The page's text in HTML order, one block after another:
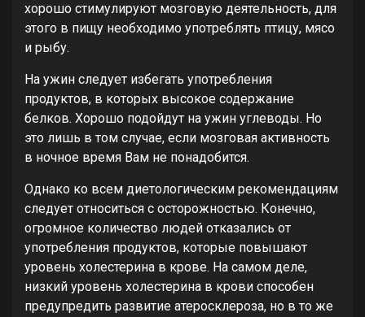
хорошо стимулируют мозговую деятельность, для
этого в пищу необходимо употреблять птицу, мясо
и рыбу.
На ужин следует избегать употребления
продуктов, в которых высокое содержание
белков. Хорошо подойдут на ужин углеводы. Но
это лишь в том случае, если мозговая активность
в ночное время Вам не понадобится.
Однако ко всем диетологическим рекомендациям
следует относиться с осторожностью. Конечно,
огромное количество людей отказались от
употребления продуктов, которые повышают
уровень холестерина в крове. На самом деле,
низкий уровень холестерина в крови способен
предупредить развитие атеросклероза, но в то же